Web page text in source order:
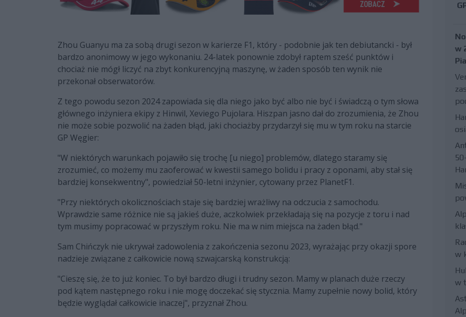
Zhou Guanyu ma za sobą drugi sezon w karierze F1, który - podobnie jak ten debiutancki - był
bardzo anonimowy w jego wykonaniu. 24-latek ponownie zdobył raptem sześć punktów i
chociaż nie mógł liczyć na zbyt konkurencyjną maszynę, w żaden sposób ten wynik nie
przekonał obserwatorów.
Z tego powodu sezon 2024 zapowiada się dla niego jako być albo nie być i świadczą o tym słowa
głównego inżyniera ekipy z Hinwil, Xeviego Pujolara. Hiszpan jasno dał do zrozumienia, że Zhou
nie może sobie pozwolić na żaden błąd, jaki chociażby przydarzył się mu w tym roku na starcie
GP Węgier:
"W niektórych warunkach pojawiło się trochę [u niego] problemów, dlatego staramy się
zrozumieć, co możemy mu zaoferować w kwestii samego bolidu i pracy z oponami, aby stał się
bardziej konsekwentny", powiedział 50-letni inżynier, cytowany przez PlanetF1.
"Przy niektórych okolicznościach staje się bardziej wrażliwy na odczucia z samochodu.
Wprawdzie same różnice nie są jakieś duże, aczkolwiek przekładają się na pozycje z toru i nad
tym musimy popracować w przyszłym roku. Nie ma w nim miejsca na żaden błąd."
Sam Chińczyk nie ukrywał zadowolenia z zakończenia sezonu 2023, wyrażając przy okazji spore
nadzieje związane z całkowicie nową szwajcarską konstrukcją:
"Cieszę się, że to już koniec. To był bardzo długi i trudny sezon. Mamy w planach duże rzeczy
pod kątem następnego roku i nie mogę doczekać się stycznia. Mamy zupełnie nowy bolid, który
będzie wyglądał całkowicie inaczej", przyznał Zhou.
w
w
w